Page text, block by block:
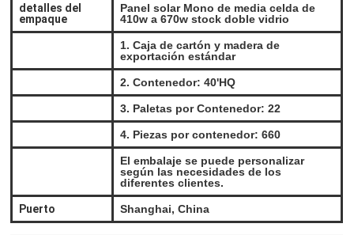
detalles del
empaque
Panel solar Mono de media celda de
410w a 670w stock doble vidrio
1. Caja de cartón y madera de
exportación estándar
2. Contenedor: 40'HQ
3. Paletas por Contenedor: 22
4. Piezas por contenedor: 660
El embalaje se puede personalizar
según las necesidades de los
diferentes clientes.
Puerto Shanghai, China